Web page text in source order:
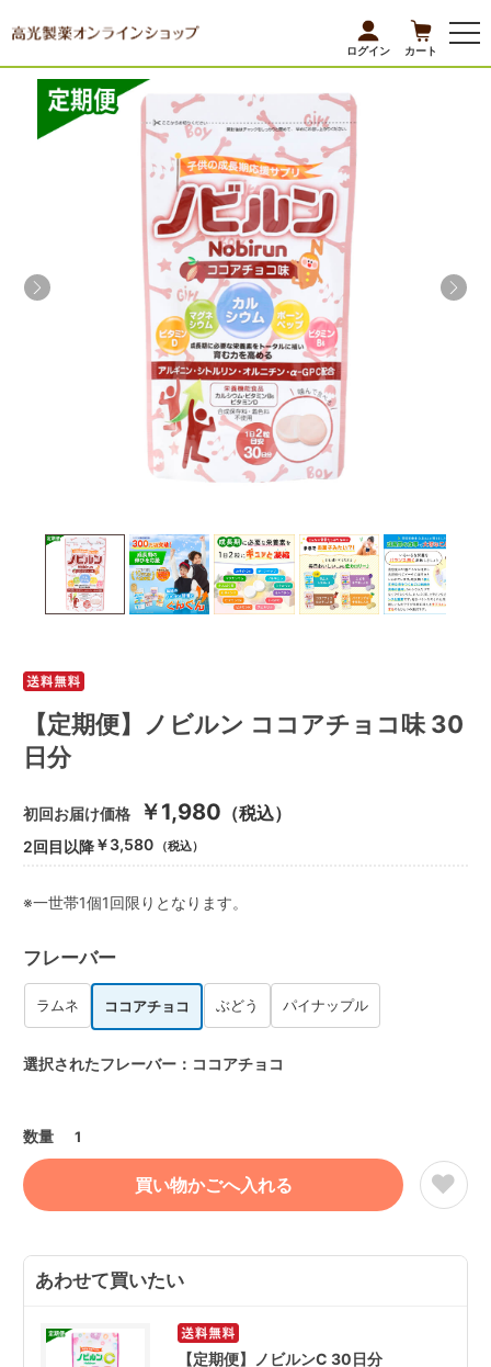
ログイン カート
【定期便】ノビルン ココアチョコ味 30
日分
初回お届け価格 ￥1,980 （税込）
2回目以降￥3,580 （税込）
※一世帯1個1回限りとなります。
フレーバー
ラムネ ココアチョコ ぶどう パイナップル
選択されたフレーバー：ココアチョコ
数量 1
あわせて買いたい
【定期便】ノビルンC 30日分